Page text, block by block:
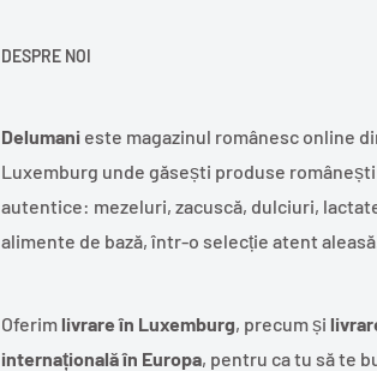
DESPRE NOI
Delumanieste magazinul românesc online
Luxemburg unde găsești produse românești
autentice: mezeluri, zacuscă, dulciuri,
alimente de bază, într-o selecție atent aleasă.
Oferimlivrare în Luxemburg, precum și
internațională în Europa, pentru ca tu să te